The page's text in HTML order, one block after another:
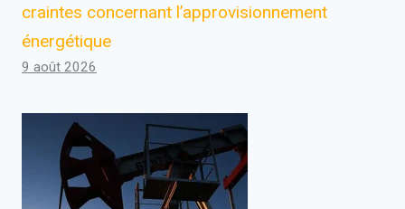
craintes concernant l’approvisionnement
énergétique
9 août 2026